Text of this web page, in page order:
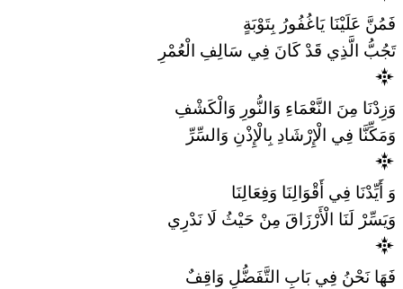
فَمُنَّ عَلَيْنَا يَاغُفُورُ بِتَوْبَةٍ
تَجُبُّ الَّذِي قَدْ كَانَ فِي سَالِفِ الْعُمْرِ
وَزِدْنَا مِنَ النَّعْمَاءِ وَالنُّورِ وَالْكَشْفِ
وَمَكِّنَّا فِي الْإِرْشَادِ بِالْإِذْنِ وَالسِّرِّ
وَ أَيِّدْنَا فِي أَقْوَالِنَا وَفِعَالِنَا
وَيَسِّرْ لَنَا الْأَرْزَاقَ مِنْ حَيْثُ لَا نَدْرِي
فَهَا نَحْنُ فِي بَابِ التَّفَضُّلِ وَاقِفٌ